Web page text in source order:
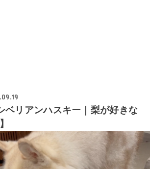
ベリアンハスキー｜梨が好きな